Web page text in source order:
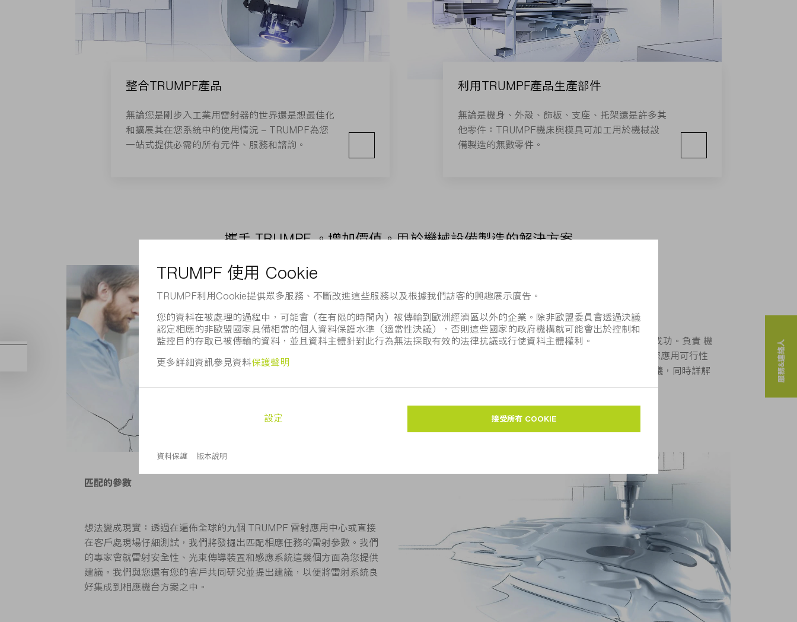
整合TRUMPF產品
無論您是剛步入工業用雷射器的世界還是想最佳化
和擴展其在您系統中的使用情況 – TRUMPF為您
一站式提供必需的所有元件、服務和諮詢。
利用TRUMPF產品生產部件
無論是機身、外殼、飾板、支座、托架還是許多其
他零件：TRUMPF機床與模具可加工用於機械設
備製造的無數零件。
攜手 TRUMPF 。增加價值。用於機械設備製造的解決方案
正確的想法
共同將您的想法實施成為專案，再把我們的專案變成您的成功。負責 機
械設備製造領域產品與行業管理的 TRUMPF 專家會告知您應用可行性
以及雷射製程的發展趨勢。我們會為您提供無約束力的建議，同時詳解
與您任務密切相關的雷射系統和光源的能力。
匹配的參數
想法變成現實：透過在遍佈全球的九個 TRUMPF 雷射應用中心或直接
在客戶處現場仔細測試，我們將發掘出匹配相應任務的雷射參數。我們
的專家會就雷射安全性、光束傳導裝置和感應系統這幾個方面為您提供
建議。我們與您還有您的客戶共同研究並提出建議，以便將雷射系統良
好集成到相應機台方案之中。
服務&連絡人